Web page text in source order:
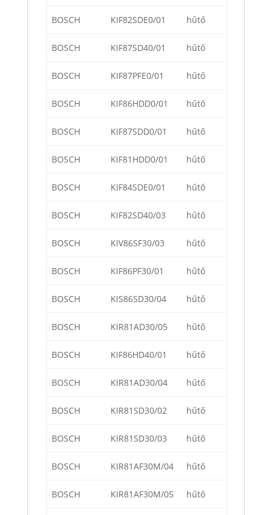
BOSCH KIF82SDE0/01 hűtő
BOSCH KIF87SD40/01 hűtő
BOSCH KIF87PFE0/01 hűtő
BOSCH KIF86HDD0/01 hűtő
BOSCH KIF87SDD0/01 hűtő
BOSCH KIF81HDD0/01 hűtő
BOSCH KIF84SDE0/01 hűtő
BOSCH KIF82SD40/03 hűtő
BOSCH KIV86SF30/03 hűtő
BOSCH KIF86PF30/01 hűtő
BOSCH KIS86SD30/04 hűtő
BOSCH KIR81AD30/05 hűtő
BOSCH KIF86HD40/01 hűtő
BOSCH KIR81AD30/04 hűtő
BOSCH KIR81SD30/02 hűtő
BOSCH KIR81SD30/03 hűtő
BOSCH KIR81AF30M/04 hűtő
BOSCH KIR81AF30M/05 hűtő